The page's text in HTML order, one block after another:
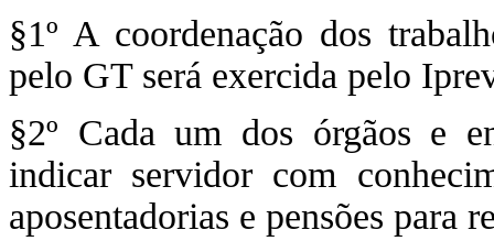
§1º A coordenação dos
pelo GT será exercida pelo
§2º Cada um dos órgãos e
indicar servidor com
aposentadorias e pensões para